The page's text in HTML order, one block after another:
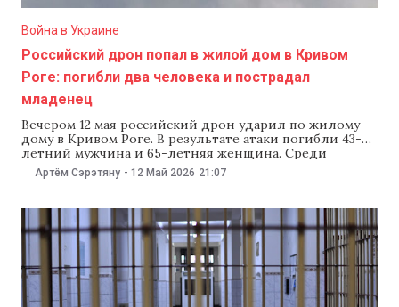
Война в Украине
Российский дрон попал в жилой дом в Кривом
Роге: погибли два человека и пострадал
младенец
Вечером 12 мая российский дрон ударил по жилому
дому в Кривом Роге. В результате атаки погибли 43-
летний мужчина и 65-летняя женщина. Среди
пострадавших — девятимесячная девочка. Об этом
сообщил глава Совета обороны города Александр
девочке оторвало ножку, а также погибло два
человека», — написал Александр
Артём Сэрэтяну - 12 Май 2026 21:07